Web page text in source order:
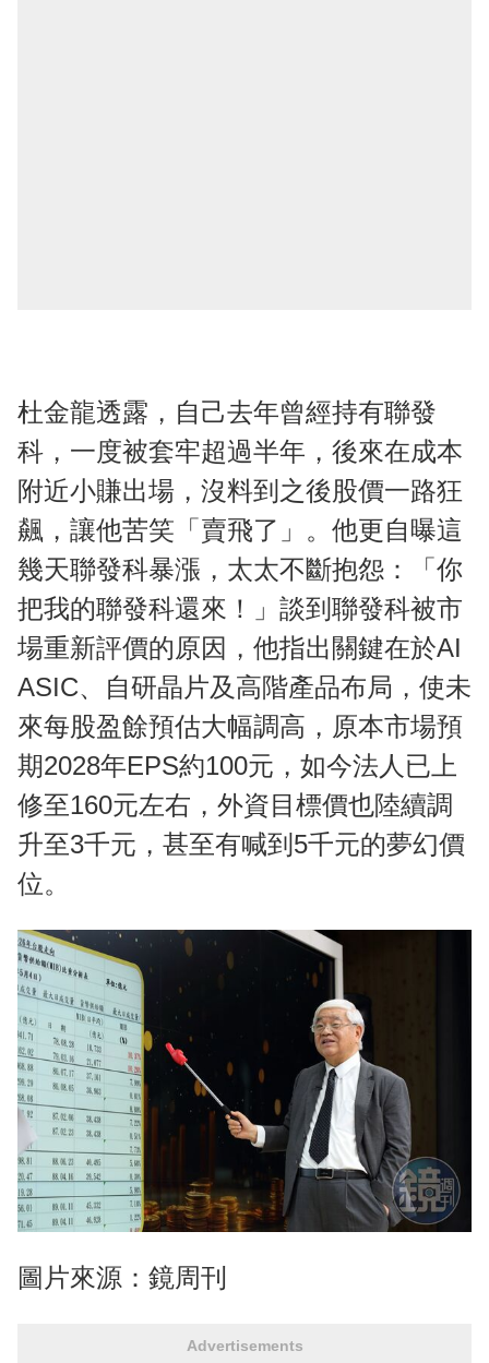
杜金龍透露，自己去年曾經持有聯發
科，一度被套牢超過半年，後來在成本
附近小賺出場，沒料到之後股價一路狂
飆，讓他苦笑「賣飛了」。他更自曝這
幾天聯發科暴漲，太太不斷抱怨：「你
把我的聯發科還來！」談到聯發科被市
場重新評價的原因，他指出關鍵在於AI
ASIC、自研晶片及高階產品布局，使未
來每股盈餘預估大幅調高，原本市場預
期2028年EPS約100元，如今法人已上
修至160元左右，外資目標價也陸續調
升至3千元，甚至有喊到5千元的夢幻價
位。
圖片來源：鏡周刊
Advertisements